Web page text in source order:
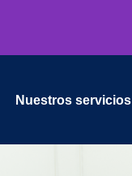
Nuestros servicios